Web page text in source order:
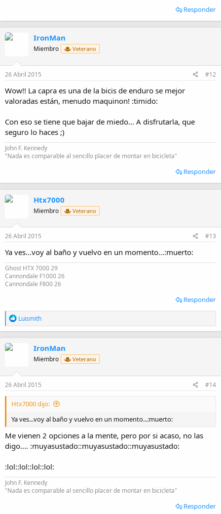
Responder
IronMan
Miembro Veterano
26 Abril 2015 #12
Wow!! La capra es una de la bicis de enduro se mejor
valoradas están, menudo maquinon! :timido:
Con eso se tiene que bajar de miedo... A disfrutarla, que
seguro lo haces ;)
John F. Kennedy
"Nada es comparable al sencillo placer de montar en bicicleta"
Responder
Htx7000
Miembro Veterano
26 Abril 2015 #13
Ya ves...voy al baño y vuelvo en un momento...:muerto:
Ghost HTX 7000 29
Cannondale F1000 26
Cannondale F800 26
Responder
R
e
a
n
e
s
Luismith
IronMan
Miembro Veterano
26 Abril 2015 #14
Htx7000 dijo:
Ya ves...voy al baño y vuelvo en un momento...:muerto:
Me vienen 2 opciones a la mente, pero por si acaso, no las
digo.... :muyasustado::muyasustado::muyasustado:
:lol::lol::lol::lol:
John F. Kennedy
"Nada es comparable al sencillo placer de montar en bicicleta"
Responder